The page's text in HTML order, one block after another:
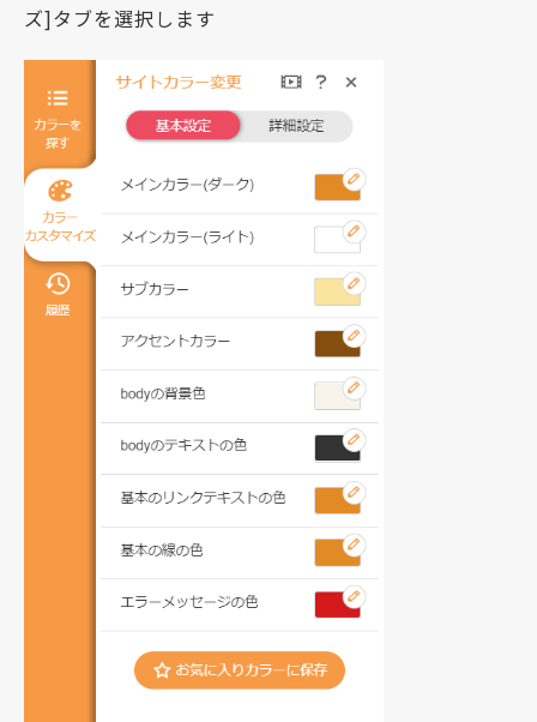
ズ]タブを選択します